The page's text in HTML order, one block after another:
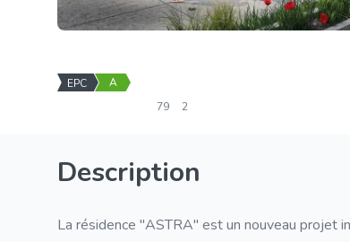
EPC A
79 2
Description
La résidence "ASTRA" est un nouveau projet